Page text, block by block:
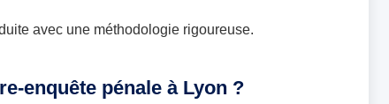
avec une méthodologie rigoureuse.
enquête pénale à Lyon ?